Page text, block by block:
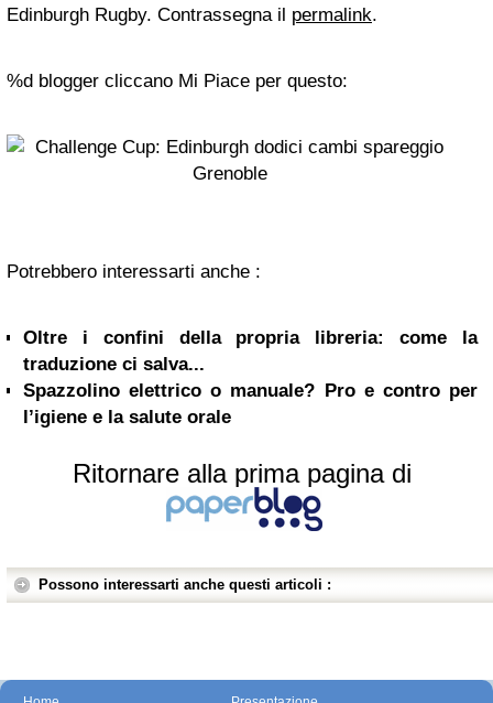
Edinburgh Rugby. Contrassegna il permalink.
%d blogger cliccano Mi Piace per questo:
Potrebbero interessarti anche :
Oltre i confini della propria libreria: come la
traduzione ci salva...
Spazzolino elettrico o manuale? Pro e contro per
l’igiene e la salute orale
Ritornare alla prima pagina di
Possono interessarti anche questi articoli :